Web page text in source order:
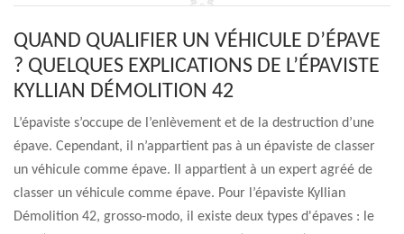
QUAND QUALIFIER UN VÉHICULE D’ÉPAVE
? QUELQUES EXPLICATIONS DE L’ÉPAVISTE
KYLLIAN DÉMOLITION 42
L’épaviste s’occupe de l’enlèvement et de la destruction d’une
épave. Cependant, il n’appartient pas à un épaviste de classer
un véhicule comme épave. Il appartient à un expert agréé de
classer un véhicule comme épave. Pour l’épaviste Kyllian
Démolition 42, grosso-modo, il existe deux types d'épaves : le